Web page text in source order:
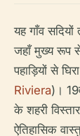
यह गाँव
जहाँ मुख्य रूप
पहाड़ियों से
Riviera)।
के शहरी
ऐतिहासिक